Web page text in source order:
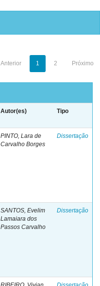
Anterior 1 2 Próximo
Autor(es) Tipo
PINTO, Lara de
Carvalho Borges
Dissertação
SANTOS, Evelim
Lamaiara dos
Passos Carvalho
Dissertação